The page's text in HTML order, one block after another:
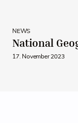
NEWS
National
17. November 2023